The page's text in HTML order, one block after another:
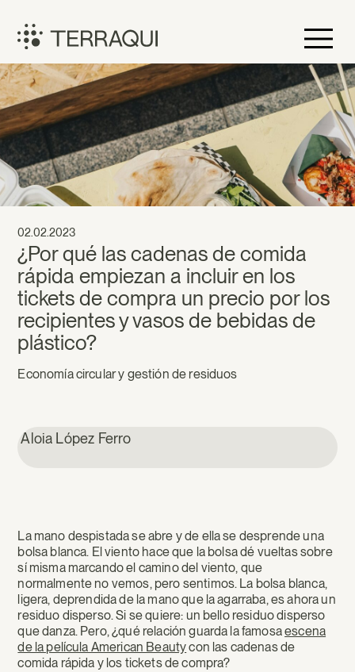
contenido
Terraqui
¿Por qué las cadenas de comida
rápida empiezan a incluir en los
tickets de compra un precio por los
recipientes y vasos de bebidas de
plástico?
02.02.2023
Economía circular y gestión de residuos
La mano despistada se abre y de ella se desprende una
bolsa blanca. El viento hace que la bolsa dé vueltas sobre
sí misma marcando el camino del viento, que
normalmente no vemos, pero sentimos. La bolsa blanca,
ligera, deprendida de la mano que la agarraba, es ahora un
residuo disperso. Si se quiere: un bello residuo disperso
que danza. Pero, ¿qué relación guarda la famosaescena
de la película American Beautycon las cadenas de
comida rápida y los tickets de compra?
Aloia López Ferro